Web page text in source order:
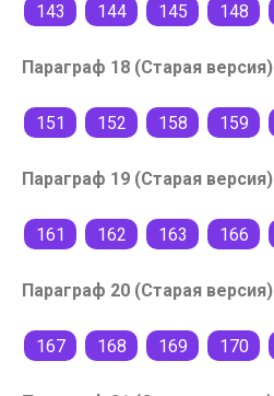
143 144 145 148
Параграф 18 (Старая версия)
151 152 158 159
Параграф 19 (Старая версия)
161 162 163 166
Параграф 20 (Старая версия)
167 168 169 170